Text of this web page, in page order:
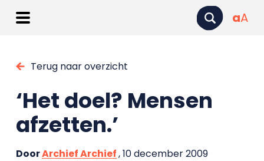
aA
Terug naar overzicht
‘Het doel? Mensen
afzetten.’
DoorArchief Archief, 10 december 2009